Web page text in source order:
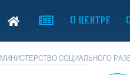
О центре
МИНИСТЕРСТВО СОЦИАЛЬНОГО